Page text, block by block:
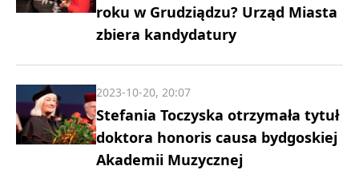
roku w Grudziądzu? Urząd Miasta
zbiera kandydatury
Stefania Toczyska otrzymała tytuł
doktora honoris causa bydgoskiej
Akademii Muzycznej
2023-10-20, 20:07